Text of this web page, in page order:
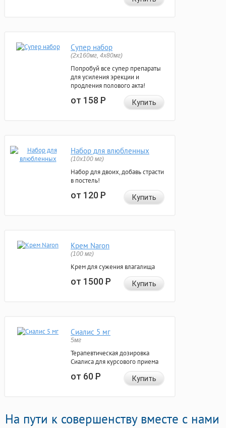
Супер набор
(2х160мг, 4х80мг)
Попробуй все супер препараты
для усиления эрекции и
продления полового акта!
от 158Р Купить
Набор для влюбленных
(10х100 мг)
Набор для двоих, добавь страсти
в постель!
от 120Р Купить
Крем Naron
(100 мг)
Крем для сужения влагалища
от 1500Р Купить
Сиалис 5 мг
5мг
Терапевтическая дозировка
Сиалиса для курсового приема
от 60Р Купить
На пути к совершенству вместе с нами